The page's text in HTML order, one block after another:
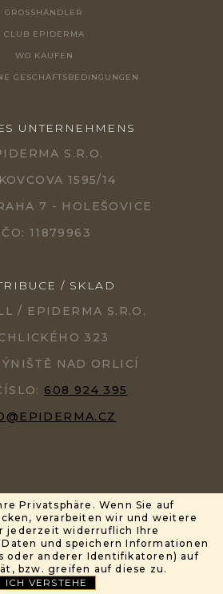
Privatsphäre. Wenn Sie auf
verarbeiten wir und weitere
jederzeit widerruflich Ihre
und speichern Informationen
oder anderer Identifikatoren) auf
bzw. greifen auf diese zu.
ICH VERSTEHE
GROSSHÄNDLER
CLUB EPIDERMA
WO KAUFEN
GESCHÄFTSBEDINGUNGEN
UNTERNEHMENS
S.R.O.
1595/14
7 - HOLEŠOVICE
11879963
/ SKLAD
/ EPIDERMA S.R.O.
323
NAD ORLICÍ
608 924 395
PARTNER: MIRANDAMEDIA GROUP, S.R.O.
. ALLE RECHTE VORBEHALTEN.